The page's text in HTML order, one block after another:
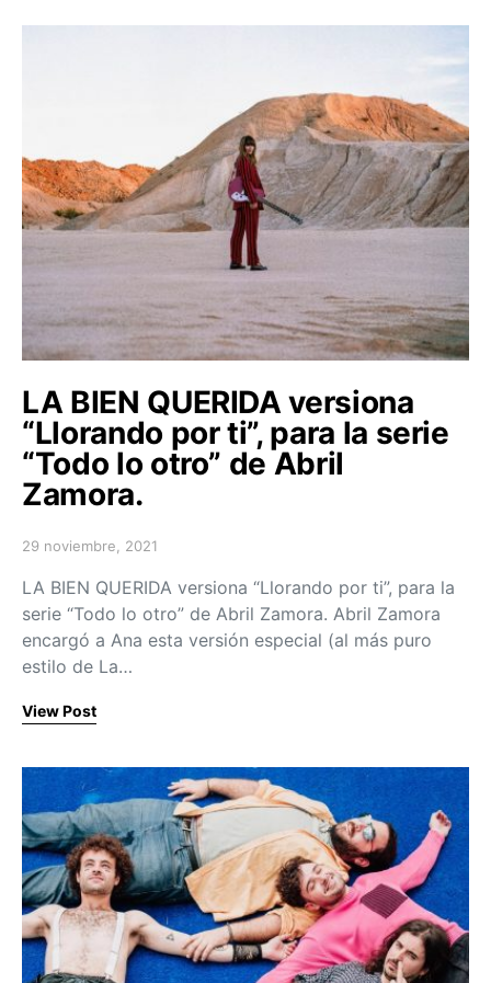
LA BIEN QUERIDA versiona
“Llorando por ti”, para la serie
“Todo lo otro” de Abril
Zamora.
Posted on
29 noviembre, 2021
LA BIEN QUERIDA versiona “Llorando por ti”, para la
serie “Todo lo otro” de Abril Zamora. Abril Zamora
encargó a Ana esta versión especial (al más puro
estilo de La…
View Post